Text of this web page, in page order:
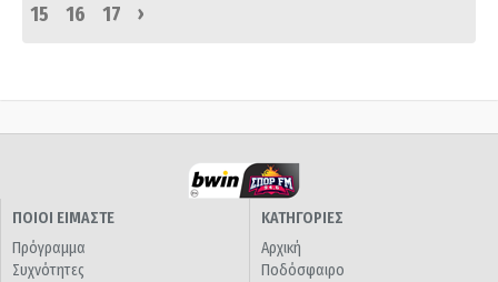
15
16 17 ›
ΠΟΙΟΙ ΕΙΜΑΣΤΕ
Πρόγραμμα
Συχνότητες
ΚΑΤΗΓΟΡΙΕΣ
Αρχική
Ποδόσφαιρο